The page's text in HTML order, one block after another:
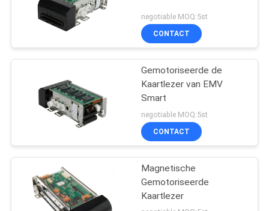
negotiable MOQ:5st
CONTACT
Gemotoriseerde de
Kaartlezer van EMV
Smart
negotiable MOQ:5st
CONTACT
Magnetische
Gemotoriseerde
Kaartlezer